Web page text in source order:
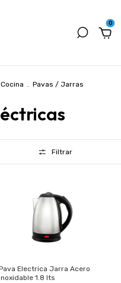
0
Cocina . Pavas / Jarras
Filtrar
Electrica Jarra Acero
1.8 lts